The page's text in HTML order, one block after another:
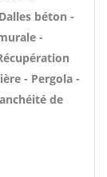
béton -
-
- Pergola -
de